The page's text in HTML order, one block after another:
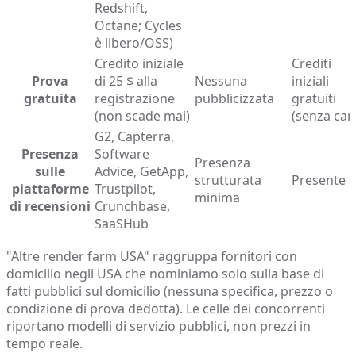
Redshift,
Octane; Cycles
è libero/OSS)
Prova
gratuita
Credito iniziale
di 25 $ alla
registrazione
(non scade mai)
Nessuna
pubblicizzata
Crediti
iniziali
gratuiti
(senza
Presenza
sulle
piattaforme
di recensioni
G2, Capterra,
Software
Advice, GetApp,
Trustpilot,
Crunchbase,
SaaSHub
Presenza
strutturata
minima
Presente
"Altre render farm USA" raggruppa fornitori con
domicilio negli USA che nominiamo solo sulla base di
fatti pubblici sul domicilio (nessuna specifica, prezzo o
condizione di prova dedotta). Le celle dei concorrenti
riportano modelli di servizio pubblici, non prezzi in
tempo reale.